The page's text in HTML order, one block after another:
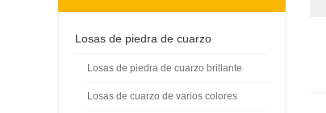
Losas de piedra de cuarzo
Losas de piedra de cuarzo brillante
Losas de cuarzo de varios colores